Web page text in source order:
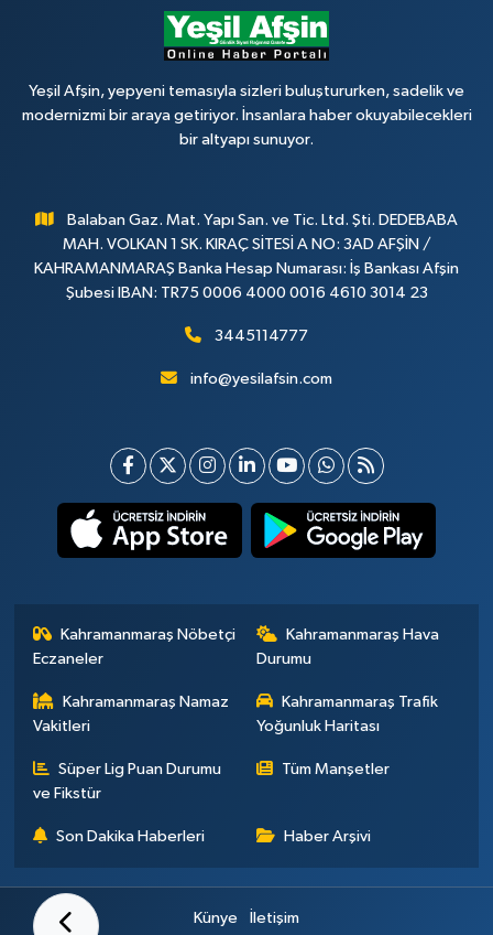
Yeşil Afşin, yepyeni temasıyla sizleri buluştururken, sadelik ve
modernizmi bir araya getiriyor. İnsanlara haber okuyabilecekleri
bir altyapı sunuyor.
Balaban Gaz. Mat. Yapı San. ve Tic. Ltd. Şti. DEDEBABA
MAH. VOLKAN 1 SK. KIRAÇ SİTESİ A NO: 3AD AFŞİN /
KAHRAMANMARAŞ Banka Hesap Numarası: İş Bankası Afşin
Şubesi IBAN: TR75 0006 4000 0016 4610 3014 23
3445114777
info@yesilafsin.com
Kahramanmaraş Nöbetçi
Eczaneler
Kahramanmaraş Hava
Durumu
Kahramanmaraş Namaz
Vakitleri
Kahramanmaraş Trafik
Yoğunluk Haritası
Süper Lig Puan Durumu
ve Fikstür
Tüm Manşetler
Son Dakika Haberleri Haber Arşivi
Künye İletişim